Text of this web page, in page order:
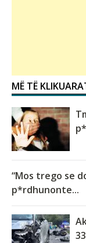
MË TË
“Mos trego se
p*rdhunonte...